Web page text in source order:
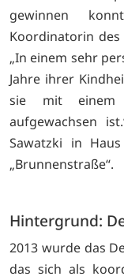
gewinnen
Koordinatorin des
„In einem sehr
Jahre ihrer
sie mit einem
aufgewachsen
Sawatzki in
„Brunnenstraße“.
Hintergrund:
2013 wurde das
das sich als